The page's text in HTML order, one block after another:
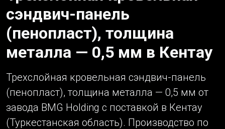
сэндвич-панель
(пенопласт), толщина
металла — 0,5 мм в Кентау
Трехслойная кровельная сэндвич-панель
(пенопласт), толщина металла — 0,5 мм от
завода BMG Holding с поставкой в Кентау
(Туркестанская область). Производство по